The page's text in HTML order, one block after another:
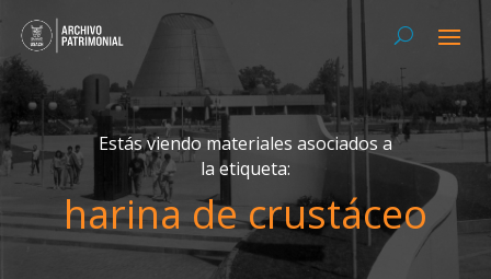
Estás viendo materiales asociados a
la etiqueta:
harina de crustáceo